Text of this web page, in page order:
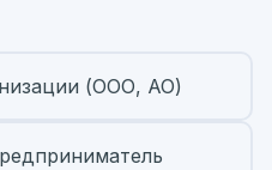
(ООО, АО)